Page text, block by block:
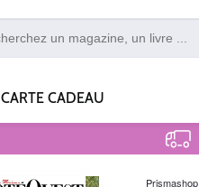
CARTE CADEAU
Prismashop